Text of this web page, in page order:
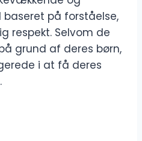
på forståelse,
respekt. Selvom de
grund af deres børn,
i at få deres